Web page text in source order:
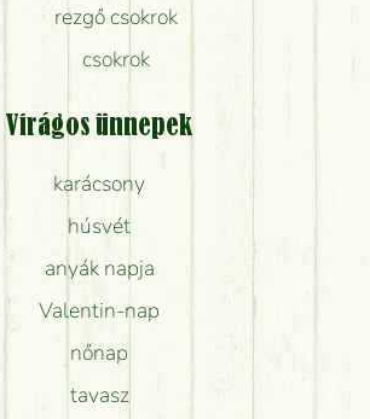
rezgő csokrok
csokrok
Virágos ünnepek
karácsony
húsvét
anyák napja
Valentin-nap
nőnap
tavasz